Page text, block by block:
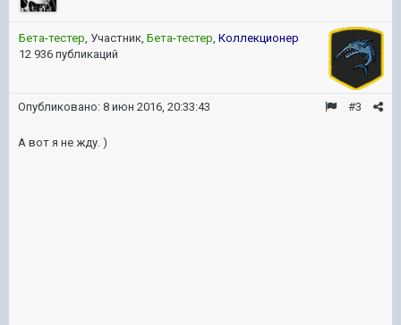
Бета-тестер , Участник, Бета-тестер Коллекционер
12 936 публикаций
#3
Опубликовано: 8 июн 2016, 20:33:43
А вот я не жду. )